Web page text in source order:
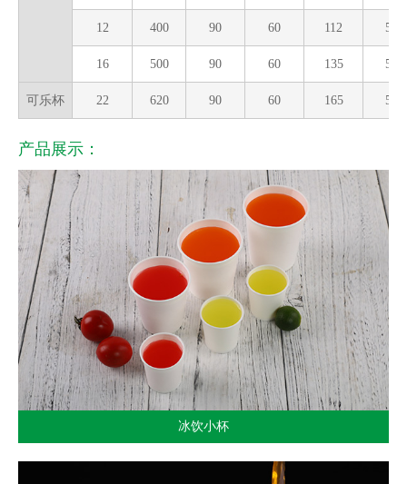
12 400 90 60 112 50
16 500 90 60 135 50
可乐杯 22 620 90 60 165 50
产品展示：
冰饮小杯